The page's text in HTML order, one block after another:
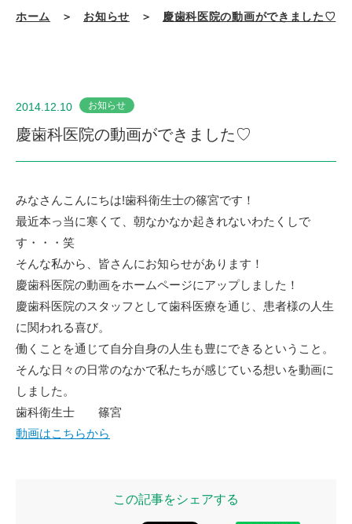
ホーム ＞ お知らせ ＞ 慶歯科医院の動画ができました♡
2014.12.10 お知らせ
慶歯科医院の動画ができました♡
みなさんこんにちは!歯科衛生士の篠宮です！
最近本っ当に寒くて、朝なかなか起きれないわたくしで
す・・・笑
そんな私から、皆さんにお知らせがあります！
慶歯科医院の動画をホームページにアップしました！
慶歯科医院のスタッフとして歯科医療を通じ、患者様の人生
に関われる喜び。
働くことを通じて自分自身の人生も豊にできるということ。
そんな日々の日常のなかで私たちが感じている想いを動画に
しました。
歯科衛生士 篠宮
動画はこちらから
この記事をシェアする